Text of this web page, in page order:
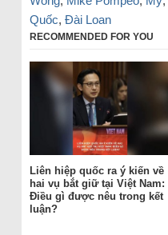
Quốc, Đài Loan
RECOMMENDED FOR YOU
Liên hiệp quốc ra ý kiến về
hai vụ bắt giữ tại Việt Nam:
Điều gì được nêu trong kết
luận?